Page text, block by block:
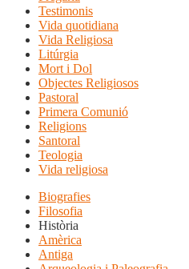
Testimonis
Vida quotidiana
Vida Religiosa
Litúrgia
Mort i Dol
Objectes Religiosos
Pastoral
Primera Comunió
Religions
Santoral
Teologia
Vida religiosa
Biografies
Filosofia
Història
Amèrica
Antiga